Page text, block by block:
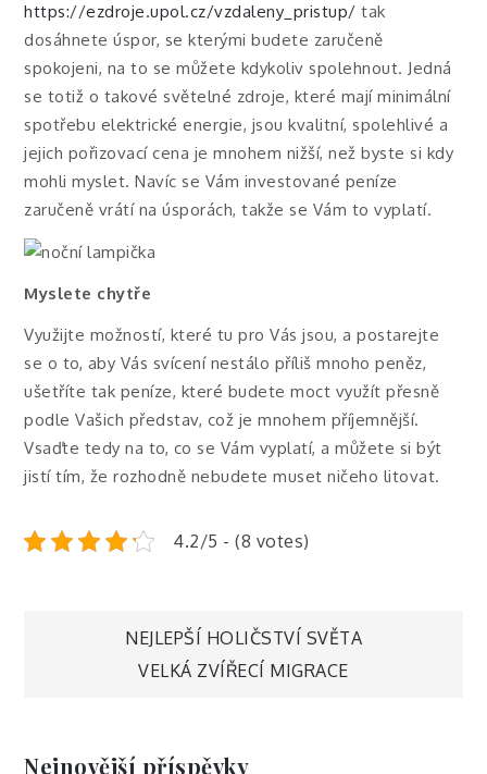
https://ezdroje.upol.cz/vzdaleny_pristup/ tak
dosáhnete úspor, se kterými budete zaručeně
spokojeni, na to se můžete kdykoliv spolehnout. Jedná
se totiž o takové světelné zdroje, které mají minimální
spotřebu elektrické energie, jsou kvalitní, spolehlivé a
jejich pořizovací cena je mnohem nižší, než byste si kdy
mohli myslet. Navíc se Vám investované peníze
zaručeně vrátí na úsporách, takže se Vám to vyplatí.
Myslete chytře
Využijte možností, které tu pro Vás jsou, a postarejte
se o to, aby Vás svícení nestálo příliš mnoho peněz,
ušetříte tak peníze, které budete moct využít přesně
podle Vašich představ, což je mnohem příjemnější.
Vsaďte tedy na to, co se Vám vyplatí, a můžete si být
jistí tím, že rozhodně nebudete muset ničeho litovat.
4.2/5 - (8 votes)
Navigace
NEJLEPŠÍ HOLIČSTVÍ SVĚTA
VELKÁ ZVÍŘECÍ MIGRACE
Nejnovější příspěvky